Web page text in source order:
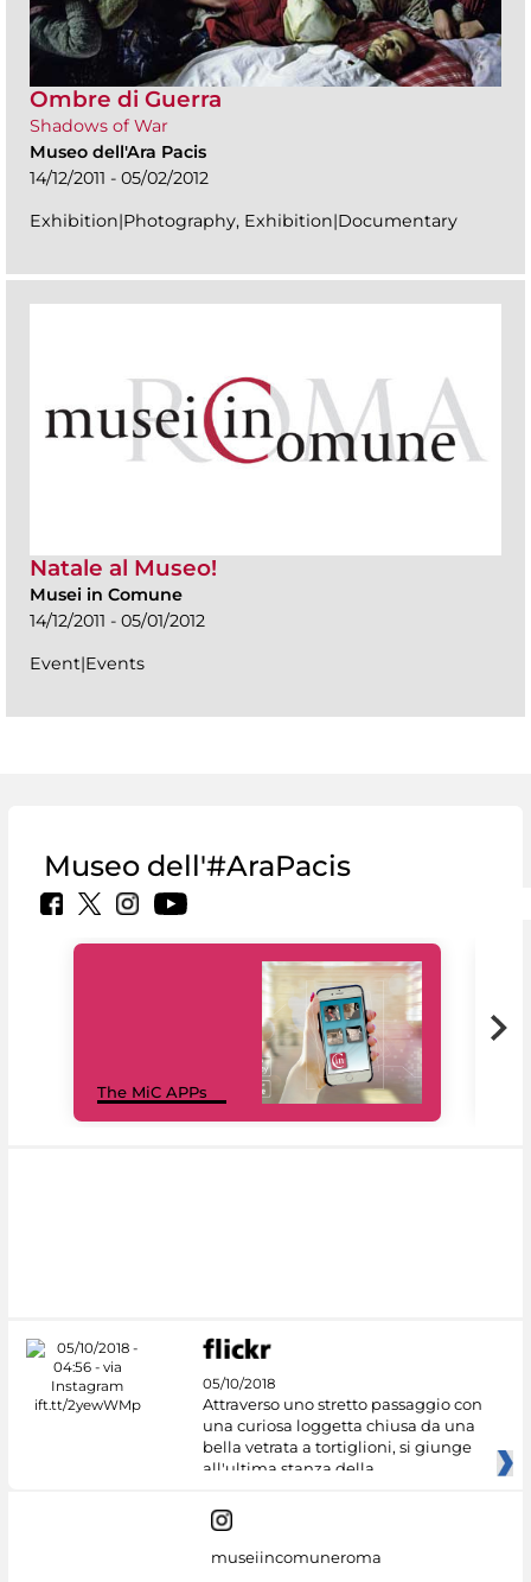
Ombre di Guerra
Shadows of War
Museo dell'Ara Pacis
14/12/2011 - 05/02/2012
Exhibition|Photography, Exhibition|Documentary
Natale al Museo!
Musei in Comune
14/12/2011 - 05/01/2012
Event|Events
Museo dell'#AraPacis
The MiC APPs
05/10/2018
Attraverso uno stretto passaggio con
una curiosa loggetta chiusa da una
bella vetrata a tortiglioni, si giunge
all'ultima stanza della
museiincomuneroma